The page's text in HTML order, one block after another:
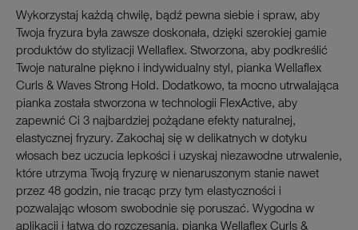
Wykorzystaj każdą chwilę, bądź pewna siebie i spraw, aby
Twoja fryzura była zawsze doskonała, dzięki szerokiej gamie
produktów do stylizacji Wellaflex. Stworzona, aby podkreślić
Twoje naturalne piękno i indywidualny styl, pianka Wellaflex
Curls & Waves Strong Hold. Dodatkowo, ta mocno utrwalająca
pianka została stworzona w technologii FlexActive, aby
zapewnić Ci 3 najbardziej pożądane efekty naturalnej,
elastycznej fryzury. Zakochaj się w delikatnych w dotyku
włosach bez uczucia lepkości i uzyskaj niezawodne utrwalenie,
które utrzyma Twoją fryzurę w nienaruszonym stanie nawet
przez 48 godzin, nie tracąc przy tym elastyczności i
pozwalając włosom swobodnie się poruszać. Wygodna w
aplikacji i łatwa do rozczesania, pianka Wellaflex Curls &